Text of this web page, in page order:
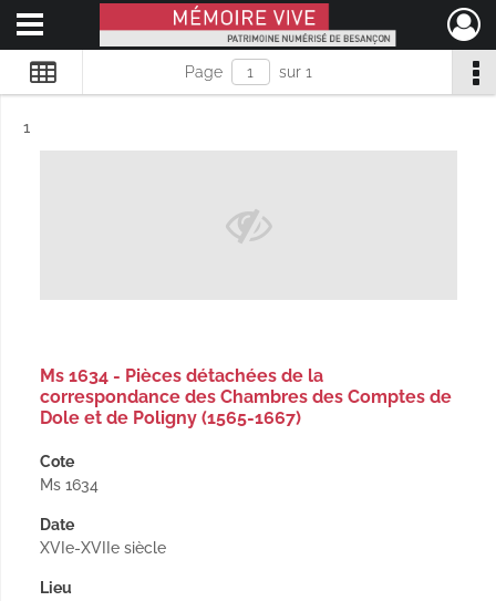
Mémoire Vive patrimoine numérisé de Besançon
Ouvrir le menu déroulant
Page sur 1
Résultat n°
1
Ms 1634 - Pièces détachées de la
correspondance des Chambres des Comptes de
Dole et de Poligny (1565-1667)
Cote
Ms 1634
Date
XVIe-XVIIe siècle
Lieu